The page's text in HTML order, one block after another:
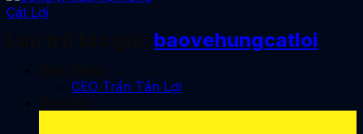
CEO Trần Tấn Lợi
Lưu trữ tác giả: baovehungcatloi